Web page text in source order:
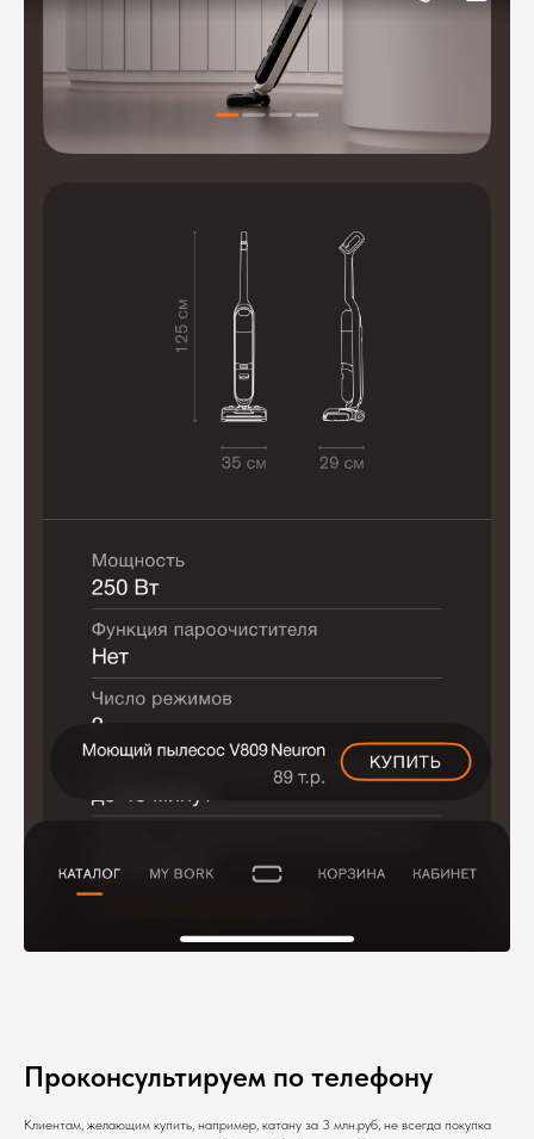
Проконсультируем по телефону
Клиентам, желающим купить, например, катану за 3 млн.руб, не всегда покупка